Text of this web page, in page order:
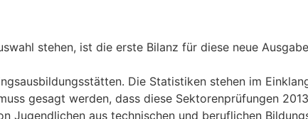
stehen, ist die erste Bilanz für diese neue
Die Statistiken stehen im
gesagt werden, dass diese Sektorenprüfungen
Jugendlichen aus technischen und beruflichen